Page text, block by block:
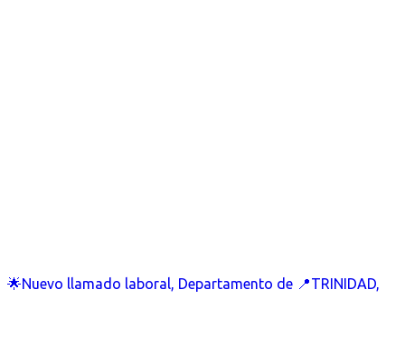
🌟Nuevo llamado laboral, Departamento de 📍TRINIDAD,